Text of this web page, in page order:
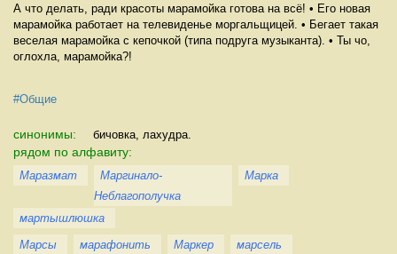
А что делать, ради красоты марамойка готова на всё! • Его новая
марамойка работает на телевиденье моргальщицей. • Бегает такая
веселая марамойка с кепочкой (типа подруга музыканта). • Ты чо,
оглохла, марамойка?!
#Общие
синонимы: бичовка, лахудра.
рядом по алфавиту:
Маразмат
Маргинало-
Неблагополучка
Марка
мартышлюшка
Марсы
марафонить Маркер
марсель